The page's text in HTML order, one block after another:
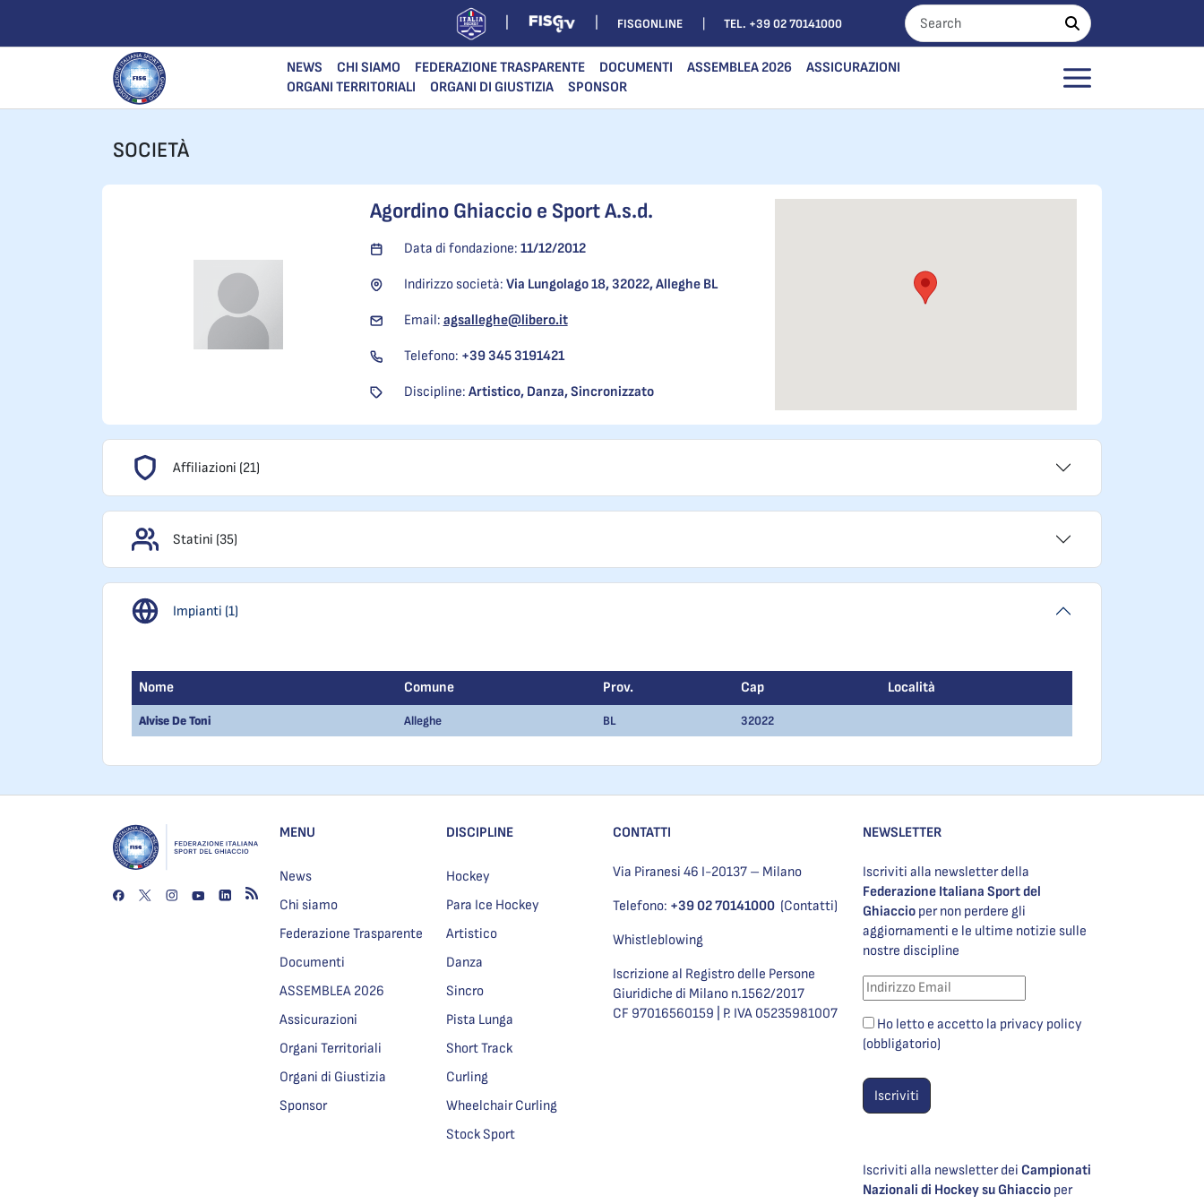
FISGONLINE TEL. +39 02 70141000
NEWS CHI SIAMO FEDERAZIONE TRASPARENTE DOCUMENTI ASSEMBLEA 2026
ASSICURAZIONI
ORGANI TERRITORIALI
ORGANI DI GIUSTIZIA SPONSOR
SOCIETÀ
Agordino Ghiaccio e Sport A.s.d.
Data di fondazione: 11/12/2012
Indirizzo società: Via Lungolago 18, 32022, Alleghe BL
Email: agsalleghe@libero.it
Telefono: +39 345 3191421
Discipline: Artistico, Danza, Sincronizzato
Affiliazioni (21)
Statini (35)
Impianti (1)
Nome Comune Prov. Cap Località
Alvise De Toni Alleghe BL 32022
MENU
News
Chi siamo
Federazione Trasparente
Documenti
ASSEMBLEA 2026
Assicurazioni
Organi Territoriali
Organi di Giustizia
Sponsor
DISCIPLINE
Hockey
Para Ice Hockey
Artistico
Danza
Sincro
Pista Lunga
Short Track
Curling
Wheelchair Curling
Stock Sport
CONTATTI
Via Piranesi 46 I-20137 – Milano
Telefono: +39 02 70141000 (Contatti)
Whistleblowing
Iscrizione al Registro delle Persone
Giuridiche di Milano n.1562/2017
CF 97016560159 | P. IVA 05235981007
NEWSLETTER
Iscriviti alla newsletter della
Federazione Italiana Sport del
Ghiaccio per non perdere gli
aggiornamenti e le ultime notizie sulle
nostre discipline
Ho letto e accetto la privacy policy
(obbligatorio)
Iscriviti alla newsletter dei Campionati
Nazionali di Hockey su Ghiaccio per